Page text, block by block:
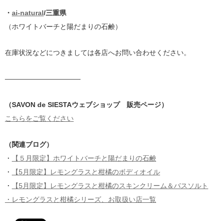
・ ai-natural/三重県
（ホワイトバーチと陽だまりの石鹸）
在庫状況などにつきましては各店へお問い合わせください。
———————————
（SAVON de SIESTAウェブショップ 販売ページ）
こちらをご覧ください
（関連ブログ）
・
【５月限定】ホワイトバーチと陽だまりの石鹸
・
【5月限定】レモングラスと柑橘のボディオイル
・
【5月限定】レモングラスと柑橘のスキンクリーム＆バスソルト
・レモングラスと柑橘シリーズ、お取扱い店一覧